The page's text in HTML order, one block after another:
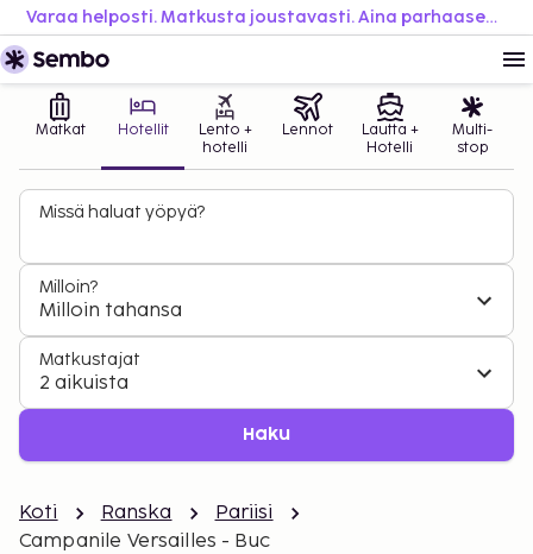
Varaa helposti. Matkusta joustavasti. Aina parhaaseen hintaan.
Matkat Hotellit
Lento +
hotelli
Lennot
Lautta +
Hotelli
Multi-
stop
Missä haluat yöpyä?
Milloin?
Milloin tahansa
Matkustajat
2 aikuista
Haku
Koti Ranska
Pariisi
Campanile Versailles - Buc